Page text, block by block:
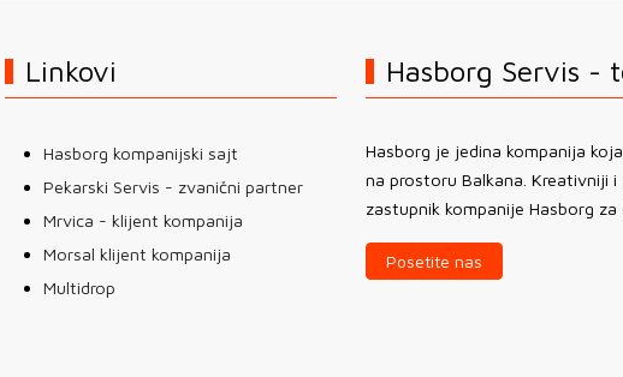
Linkovi
Hasborg kompanijski sajt
Pekarski Servis - zvanični partner
Mrvica - klijent kompanija
Morsal klijent kompanija
Multidrop
Hasborg Servis -
Hasborg je jedina kompanija
na prostoru Balkana. Kreativniji i
zastupnik kompanije Hasborg
Posetite nas